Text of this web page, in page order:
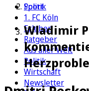
Sport
1. FC Köln
Erleben
Ratgeber
Aus aller Welt
Politik
Wirtschaft
Newsletter
Politik
Wladimir